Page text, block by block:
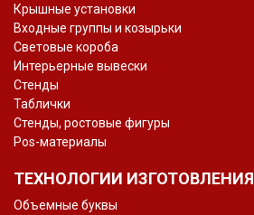
Крышные установки
Входные группы и козырьки
Световые короба
Интерьерные вывески
Стенды
Таблички
Стенды, ростовые фигуры
Pos-материалы
ТЕХНОЛОГИИ ИЗГОТОВЛЕНИЯ
Объемные буквы